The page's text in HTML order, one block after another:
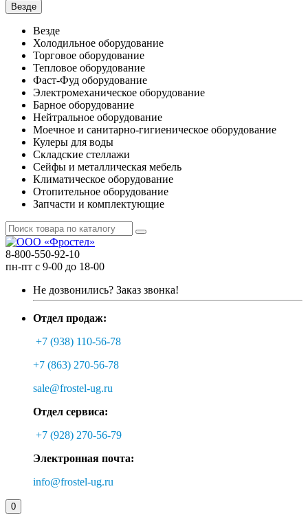
Везде
Везде
Холодильное оборудование
Торговое оборудование
Тепловое оборудование
Фаст-Фуд оборудование
Электромеханическое оборудование
Барное оборудование
Нейтральное оборудование
Моечное и санитарно-гигиеническое оборудование
Кулеры для воды
Складские стеллажи
Сейфы и металлическая мебель
Климатическое оборудование
Отопительное оборудование
Запчасти и комплектующие
8-800-550-92-10
пн-пт с 9-00 до 18-00
Не дозвонились? Заказ звонка!
Отдел продаж:
+7 (938) 110-56-78
+7 (863) 270-56-78
sale@frostel-ug.ru
Отдел сервиса:
+7 (928) 270-56-79
Электронная почта:
info@frostel-ug.ru
0